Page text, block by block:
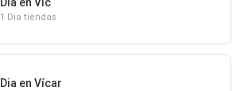
1 Dia tiendas
Dia en Vícar